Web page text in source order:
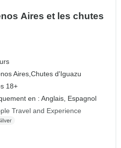
Aires et les chutes
Aires,Chutes d'Iguazu
18+
en : Anglais, Espagnol
Travel and Experience